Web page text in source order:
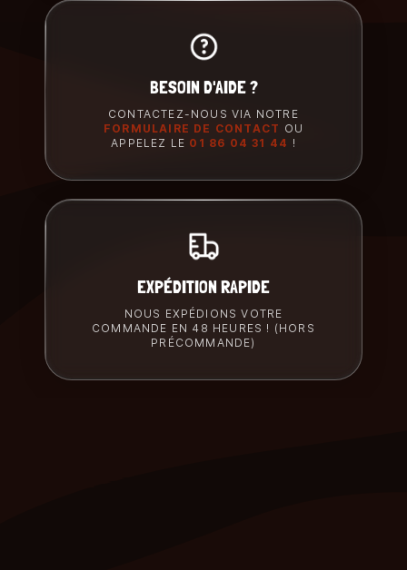
BESOIN D'AIDE ?
CONTACTEZ-NOUS VIA NOTRE
FORMULAIRE DE CONTACT OU
APPELEZ LE 01 86 04 31 44 !
EXPÉDITION RAPIDE
NOUS EXPÉDIONS VOTRE
COMMANDE EN 48 HEURES ! (HORS
PRÉCOMMANDE)